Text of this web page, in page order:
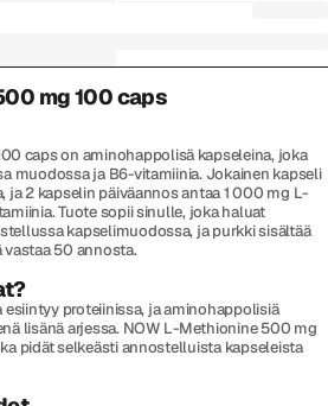
mg 100 caps
caps on aminohappolisä kapseleina, joka
muodossa ja B6-vitamiinia. Jokainen kapseli
2 kapselin päiväannos antaa 1 000 mg L-
Tuote sopii sinulle, joka haluat
kapselimuodossa, ja purkki sisältää
vastaa 50 annosta.
proteiinissa, ja aminohappolisiä
lisänä arjessa. NOW L-Methionine 500 mg
pidät selkeästi annostelluista kapseleista